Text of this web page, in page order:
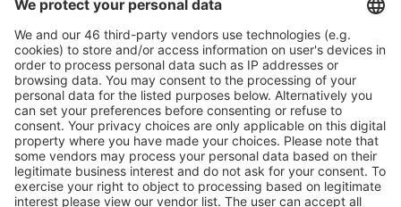
Sicher planen
Buchen ohne Sorgen mit einer kostenlosen
Stornierungsoption.
Mehr sparen
Attraktive Preise und Spezialangebote für eingeloggte
Benutzer.
Unterkünfte, die Sie mögen